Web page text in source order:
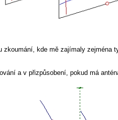
zkoumání, kde mě zajímaly zejména
a v přizpůsobení, pokud má